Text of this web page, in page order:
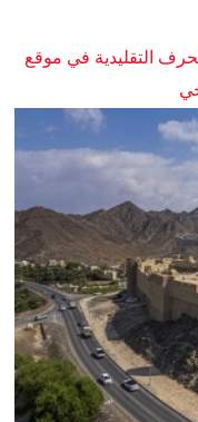
التقليدية في موقع